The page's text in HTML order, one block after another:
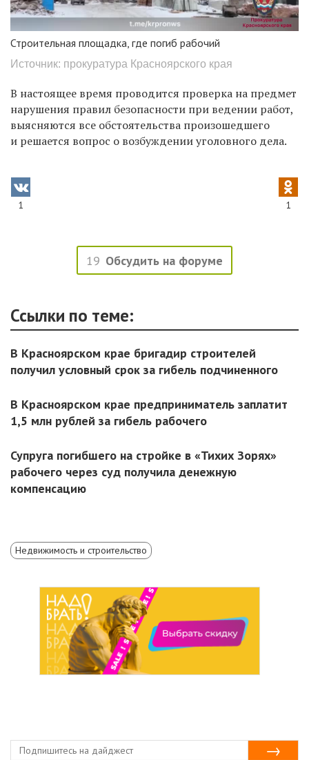
Строительная площадка, где погиб рабочий
Источник: прокуратура Красноярского края
В настоящее время проводится проверка на предмет
нарушения правил безопасности при ведении работ,
выясняются все обстоятельства произошедшего
и решается вопрос о возбуждении уголовного дела.
1 1
19 Обсудить на форуме
Ссылки по теме:
В Красноярском крае бригадир строителей
получил условный срок за гибель подчиненного
В Красноярском крае предприниматель заплатит
1,5 млн рублей за гибель рабочего
Супруга погибшего на стройке в «Тихих Зорях»
рабочего через суд получила денежную
компенсацию
Недвижимость и строительство